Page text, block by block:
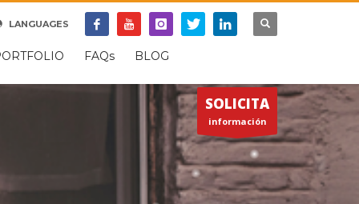
SOPORTE REMOTO
LANGUAGES
FAQs
BLOG
SOLICITA
información